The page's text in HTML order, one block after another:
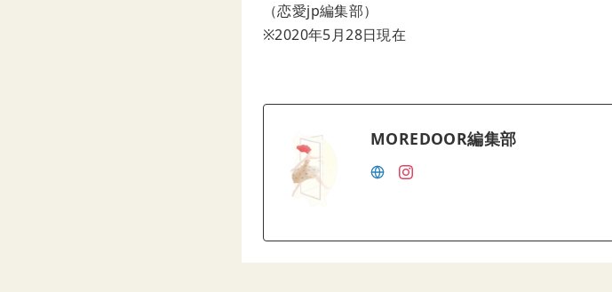
（恋愛jp編集部）
※2020年5月28日現在
MOREDOOR編集部